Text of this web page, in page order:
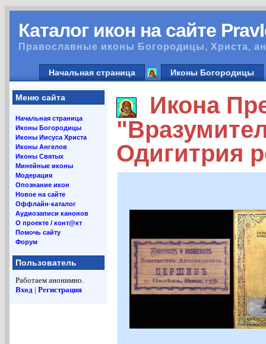
Каталог икон на сайте
Православные иконы Богородицы, Христа,
Начальная страница Иконы Богородицы
Меню сайта
Начальная страница
Иконы Богородицы
Иконы Иисуса Христа
Иконы Ангелов
Иконы Святых
Минейные иконы
Модерация
Опознание икон
Новое на сайте
Оффлайн-каталог
Аудиозаписи канонов
О проекте / конт@кт
Помочь сайту
Форум
Пользователь
Работаем анонимно.
Вход | Регистрация
Икона
Одигитрия